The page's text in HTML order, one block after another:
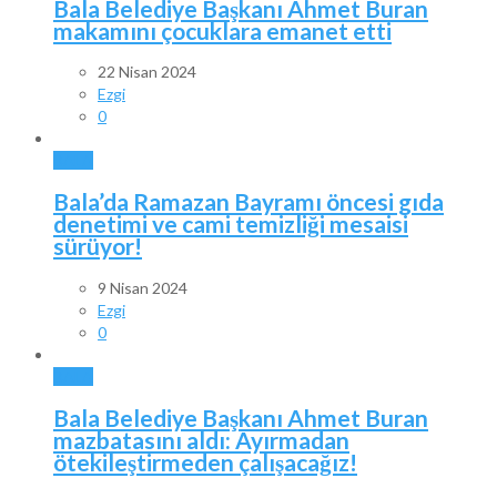
Bala Belediye Başkanı Ahmet Buran
makamını çocuklara emanet etti
22 Nisan 2024
Ezgi
0
Bala’da Ramazan Bayramı öncesi gıda
denetimi ve cami temizliği mesaisi
sürüyor!
9 Nisan 2024
Ezgi
0
Bala Belediye Başkanı Ahmet Buran
mazbatasını aldı: Ayırmadan
ötekileştirmeden çalışacağız!